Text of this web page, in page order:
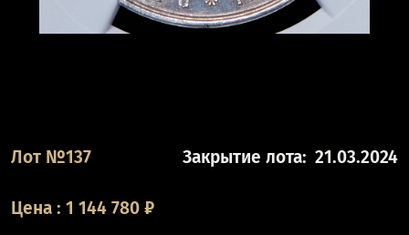
Лот №137 Закрытие лота: 21.03.2024
Цена : 1 144 780 ₽